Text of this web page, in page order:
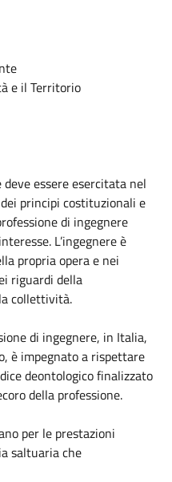
e il Territorio
essere esercitata nel
principi costituzionali e
di ingegnere
L’ingegnere è
propria opera e nei
riguardi della
collettività.
di ingegnere, in Italia,
è impegnato a rispettare
deontologico finalizzato
della professione.
per le prestazioni
saltuaria che